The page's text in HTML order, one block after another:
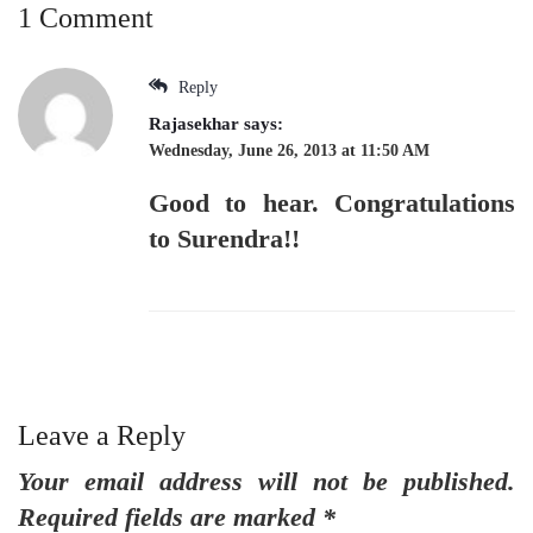
1 Comment
Reply
Rajasekhar says:
Wednesday, June 26, 2013 at 11:50 AM
Good to hear. Congratulations
to Surendra!!
Leave a Reply
Your email address will not be published.
Required fields are marked *